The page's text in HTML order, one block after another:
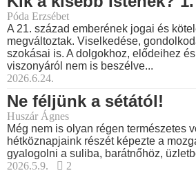
Póda Erzsébet
A 21. század emberének jogai és
megváltoztak. Viselkedése,
szokásai is. A dolgokhoz, elődeihez
viszonyáról nem is beszélve...
2026.6.24.
Ne féljünk a sétától!
Huszár Ágnes
Még nem is olyan régen természetes
hétköznapjaink részét képezte a
gyalogolni a suliba, barátnőhöz,
2026.5.9.
2